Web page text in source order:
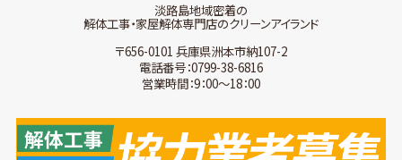
淡路島地域密着の
解体工事・家屋解体専門店のクリーンアイランド
〒656-0101 兵庫県洲本市納107-2
電話番号：0799-38-6816
営業時間：9：00～18：00